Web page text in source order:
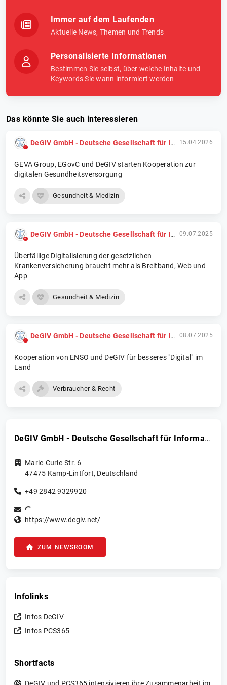
Immer auf dem Laufenden
Aktuelle News, Themen und Trends
Personalisierte Informationen
Bestimmen Sie selbst, über welche Inhalte und
Keywords Sie wann informiert werden
Das könnte Sie auch interessieren
DeGIV GmbH - Deutsche Gesellschaft für Informations- und Versorgungsmanagement 15.04.2026
GEVA Group, EGovC und DeGIV starten Kooperation zur
digitalen Gesundheitsversorgung
Gesundheit & Medizin
DeGIV GmbH - Deutsche Gesellschaft für Informations- und Versorgungsmanagement 09.07.2025
Überfällige Digitalisierung der gesetzlichen
Krankenversicherung braucht mehr als Breitband, Web und
App
Gesundheit & Medizin
DeGIV GmbH - Deutsche Gesellschaft für Informations- und Versorgungsmanagement 08.07.2025
Kooperation von ENSO und DeGIV für besseres "Digital" im
Land
Verbraucher & Recht
DeGIV GmbH - Deutsche Gesellschaft für Informations- und Versorgungsmanagement
Marie-Curie-Str. 6
47475 Kamp-Lintfort, Deutschland
+49 2842 9329920
https://www.degiv.net/
ZUM NEWSROOM
Infolinks
Infos DeGIV
Infos PCS365
Shortfacts
DeGIV und PCS365 intensivieren ihre Zusammenarbeit im